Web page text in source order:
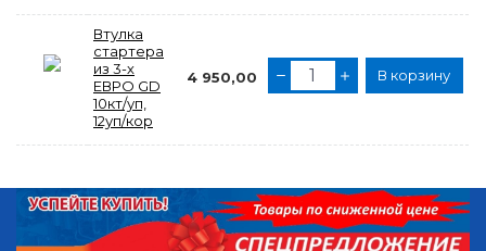
Втулка
стартера
из 3-х
ЕВРО GD
10кт/уп,
12уп/кор
4 950,00 В корзину